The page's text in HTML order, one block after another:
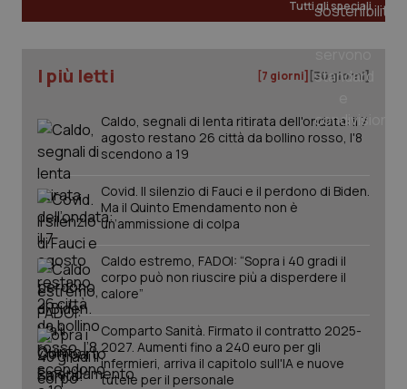
Tutti gli speciali
I più letti [7 giorni] [30 giorni]
Caldo, segnali di lenta ritirata dell'ondata: il 7
agosto restano 26 città da bollino rosso, l'8
scendono a 19
Covid. Il silenzio di Fauci e il perdono di Biden.
Ma il Quinto Emendamento non è
un’ammissione di colpa
Caldo estremo, FADOI: “Sopra i 40 gradi il
corpo può non riuscire più a disperdere il
calore”
Comparto Sanità. Firmato il contratto 2025-
2027. Aumenti fino a 240 euro per gli
infermieri, arriva il capitolo sull'IA e nuove
tutele per il personale
tracking-sites-ironfish-
session-id
www.quotidianosanita.it
_ga
.quotidianosanita.it